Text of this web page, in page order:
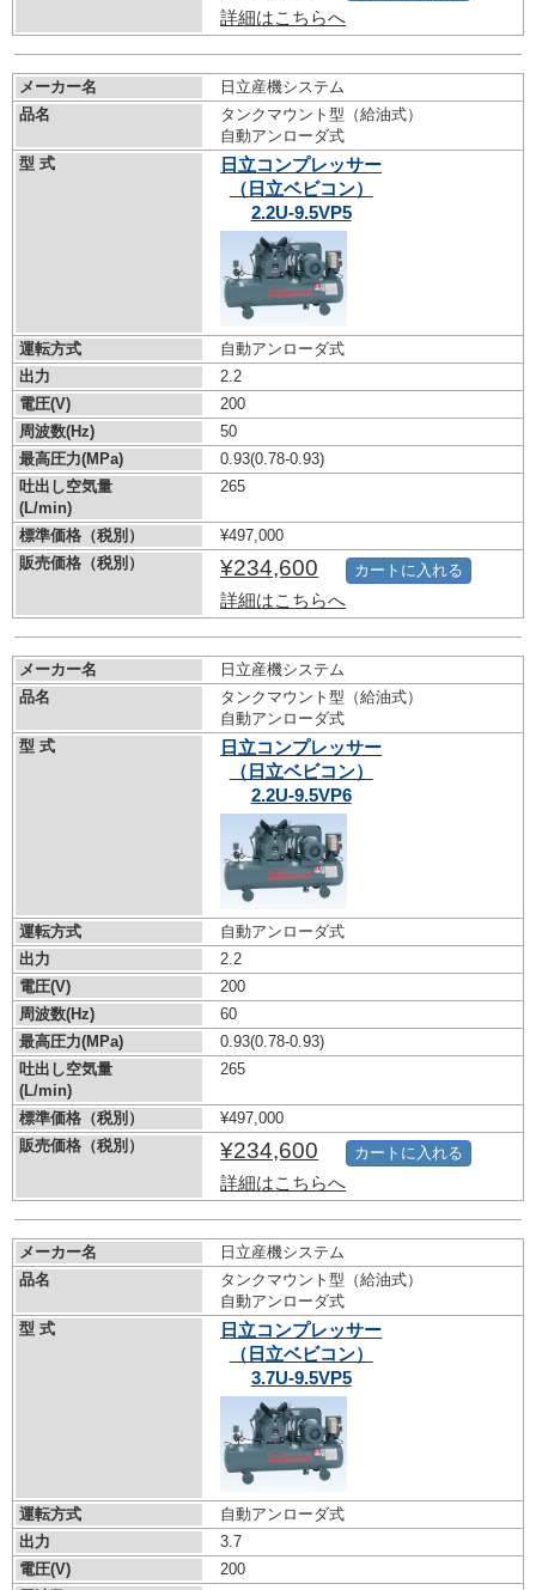
詳細はこちらへ
メーカー名
日立産機システム
品名
タンクマウント型（給油式）
自動アンローダ式
型 式
日立コンプレッサー
（日立ベビコン）
2.2U-9.5VP5
運転方式
自動アンローダ式
出力
2.2
電圧(V)
200
周波数(Hz)
50
最高圧力(MPa)
0.93(0.78-0.93)
吐出し空気量
(L/min)
265
標準価格（税別）
¥497,000
販売価格（税別）
¥234,600
詳細はこちらへ
カートに入れる
メーカー名
日立産機システム
品名
タンクマウント型（給油式）
自動アンローダ式
型 式
日立コンプレッサー
（日立ベビコン）
2.2U-9.5VP6
運転方式
自動アンローダ式
出力
2.2
電圧(V)
200
周波数(Hz)
60
最高圧力(MPa)
0.93(0.78-0.93)
吐出し空気量
(L/min)
265
標準価格（税別）
¥497,000
販売価格（税別）
¥234,600
詳細はこちらへ
カートに入れる
メーカー名
日立産機システム
品名
タンクマウント型（給油式）
自動アンローダ式
型 式
日立コンプレッサー
（日立ベビコン）
3.7U-9.5VP5
運転方式
自動アンローダ式
出力
3.7
電圧(V)
200